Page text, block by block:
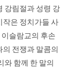
강림절과 성령 강
작은 정치가들 사
슬람교의 후손
전쟁과 말콤의
와 함께 한 말의